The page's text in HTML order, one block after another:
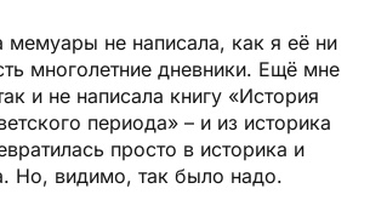
мемуары не написала, как я её ни
многолетние дневники. Ещё мне
и не написала книгу «История
периода» – и из историка
просто в историка и
Но, видимо, так было надо.